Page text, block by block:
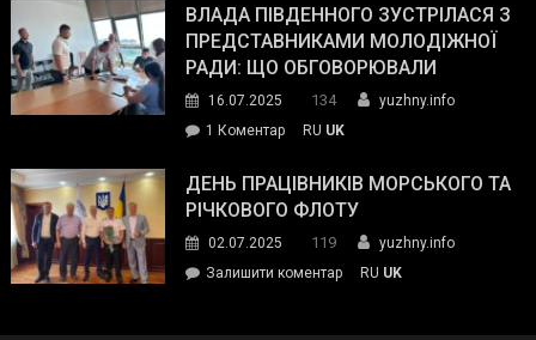
окупанти.
Маємо
діяти
команда
Південного
провів
інспекцію
укриття
ВЛАДА ПІВДЕННОГО ЗУСТРІЛАСЯ З
ПРЕДСТАВНИКАМИ МОЛОДІЖНОЇ
РАДИ: ЩО ОБГОВОРЮВАЛИ
16.07.2025 134
yuzhny.info
1 Коментардо
Південного
зустрілася
представниками
молодіжної
RU UK
ДЕНЬ ПРАЦІВНИКІВ МОРСЬКОГО ТА
РІЧКОВОГО ФЛОТУ
02.07.2025 119
yuzhny.info
Залишити коментарon
RU UK